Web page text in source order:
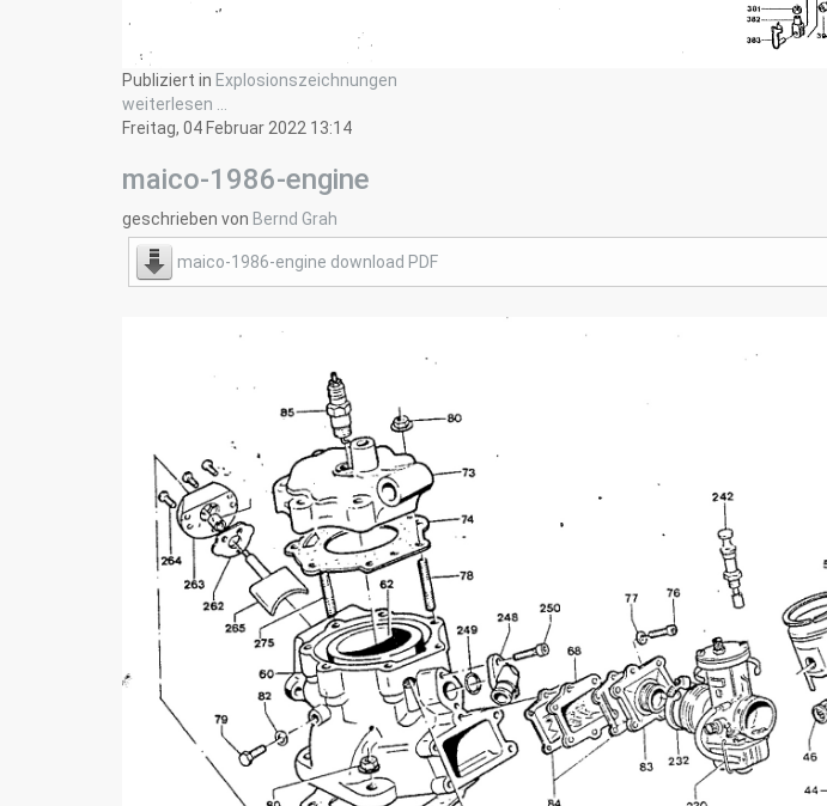
Publiziert in Explosionszeichnungen
weiterlesen ...
Freitag, 04 Februar 2022 13:14
maico-1986-engine
geschrieben von Bernd Grah
maico-1986-engine download PDF